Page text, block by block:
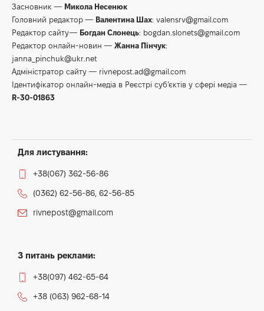
Засновник — Микола Несенюк
Головний редактор — Валентина Шах: valensrv@gmail.com
Редактор сайту— Богдан Слонець: bogdan.slonets@gmail.com
Редактор онлайн-новин — Жанна Пінчук:
janna_pinchuk@ukr.net
Адміністратор сайту — rivnepost.ad@gmail.com
Ідентифікатор онлайн-медіа в Реєстрі суб’єктів у сфері медіа —
R-30-01863
Для листування:
+38(067) 362-56-86
(0362) 62-56-86, 62-56-85
rivnepost@gmail.com
З питань реклами:
+38(097) 462-65-64
+38 (063) 962-68-14